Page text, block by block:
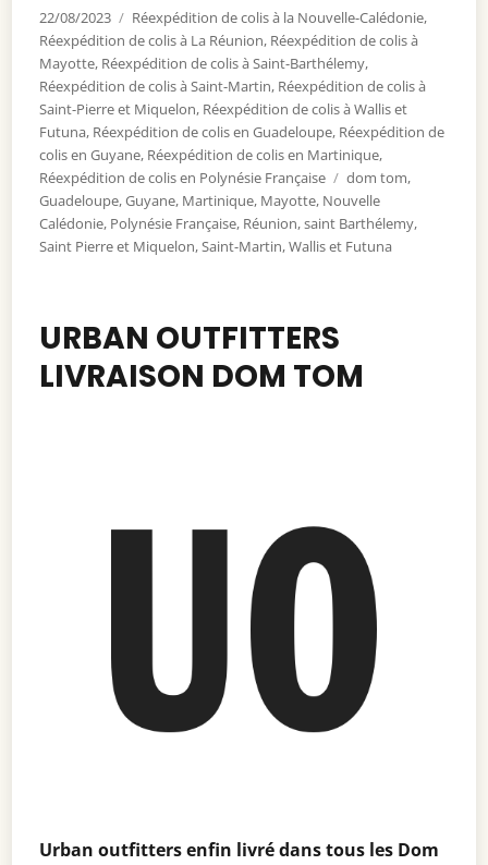
Publié
le
22/08/2023 Catégories
Réexpédition de colis à la Nouvelle-Calédonie,
Réexpédition de colis à La Réunion, Réexpédition de colis à
Mayotte, Réexpédition de colis à Saint-Barthélemy,
Réexpédition de colis à Saint-Martin, Réexpédition de colis à
Saint-Pierre et Miquelon, Réexpédition de colis à Wallis et
Futuna, Réexpédition de colis en Guadeloupe, Réexpédition de
colis en Guyane, Réexpédition de colis en Martinique,
Réexpédition de colis en Polynésie Française
Étiquettes
dom tom,
Guadeloupe,Guyane, Martinique, Mayotte, Nouvelle
Calédonie, Polynésie Française, Réunion,saint Barthélemy,
Saint Pierre et Miquelon,Saint-Martin,Wallis et Futuna
URBAN OUTFITTERS
LIVRAISON DOM TOM
Urban outfitters enfin livré dans tous les Dom